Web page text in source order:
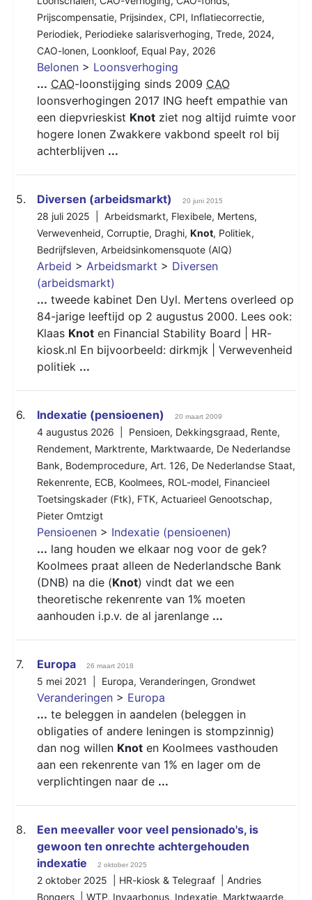
Prijscompensatie, Prijsindex, CPI, Inflatiecorrectie,
Periodiek, Periodieke salarisverhoging, Trede, 2024,
CAO-lonen, Loonkloof, Equal Pay, 2026
Belonen > Loonsverhoging
... CAO-loonstijging sinds 2009 CAO
loonsverhogingen 2017 ING heeft empathie van
een diepvrieskist Knot ziet nog altijd ruimte voor
hogere lonen Zwakkere vakbond speelt rol bij
achterblijven ...
5. Diversen (arbeidsmarkt) 20 juni 2015
28 juli 2025 | Arbeidsmarkt, Flexibele, Mertens,
Verwevenheid, Corruptie, Draghi, Knot, Politiek,
Bedrijfsleven, Arbeidsinkomensquote (AIQ)
Arbeid > Arbeidsmarkt > Diversen
(arbeidsmarkt)
... tweede kabinet Den Uyl. Mertens overleed op
84-jarige leeftijd op 2 augustus 2000. Lees ook:
Klaas Knot en Financial Stability Board | HR-
kiosk.nl En bijvoorbeeld: dirkmjk | Verwevenheid
politiek ...
6. Indexatie (pensioenen) 20 maart 2009
4 augustus 2026 | Pensioen, Dekkingsgraad, Rente,
Rendement, Marktrente, Marktwaarde, De Nederlandse
Bank, Bodemprocedure, Art. 126, De Nederlandse Staat,
Rekenrente, ECB, Koolmees, ROL-model, Financieel
Toetsingskader (Ftk), FTK, Actuarieel Genootschap,
Pieter Omtzigt
Pensioenen > Indexatie (pensioenen)
... lang houden we elkaar nog voor de gek?
Koolmees praat alleen de Nederlandsche Bank
(DNB) na die (Knot) vindt dat we een
theoretische rekenrente van 1% moeten
aanhouden i.p.v. de al jarenlange ...
7. Europa 26 maart 2018
5 mei 2021 | Europa, Veranderingen, Grondwet
Veranderingen > Europa
... te beleggen in aandelen (beleggen in
obligaties of andere leningen is stompzinnig)
dan nog willen Knot en Koolmees vasthouden
aan een rekenrente van 1% en lager om de
verplichtingen naar de ...
8.
Een meevaller voor veel pensionado's, is
gewoon ten onrechte achtergehouden
indexatie
2 oktober 2025
2 oktober 2025 | HR-kiosk & Telegraaf | Andries
Bongers | WTP, Invaarbonus, Indexatie, Marktwaarde,